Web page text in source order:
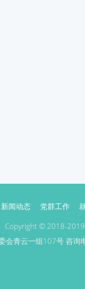
新闻动态 党群工作
Copyright © 2018-2019
会青云一组107号 咨询